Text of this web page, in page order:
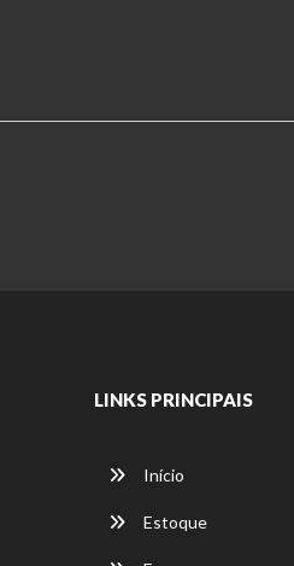
LINKS PRINCIPAIS
Início
Estoque